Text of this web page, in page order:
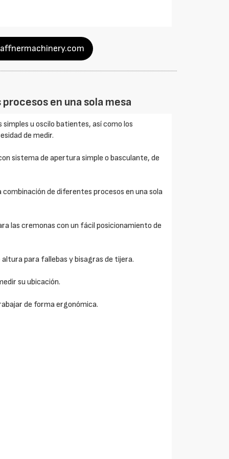
en una sola mesa
u oscilo batientes, así como los
de medir.
sistema de apertura simple o basculante, de
de diferentes procesos en una sola
las cremonas con un fácil posicionamiento de
para fallebas y bisagras de tijera.
su ubicación.
de forma ergonómica.